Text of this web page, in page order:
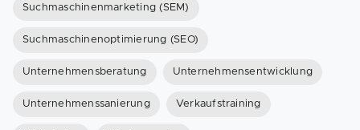
Suchmaschinenmarketing (SEM)
Suchmaschinenoptimierung (SEO)
Unternehmensberatung Unternehmensentwicklung
Unternehmenssanierung Verkaufstraining